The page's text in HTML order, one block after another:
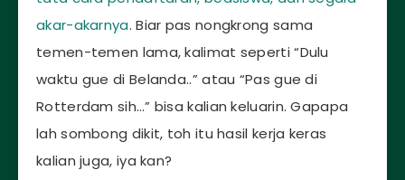
akar-akarnya. Biar pas nongkrong sama
temen-temen lama, kalimat seperti “Dulu
waktu gue di Belanda..” atau “Pas gue di
Rotterdam sih…” bisa kalian keluarin. Gapapa
lah sombong dikit, toh itu hasil kerja keras
kalian juga, iya kan?